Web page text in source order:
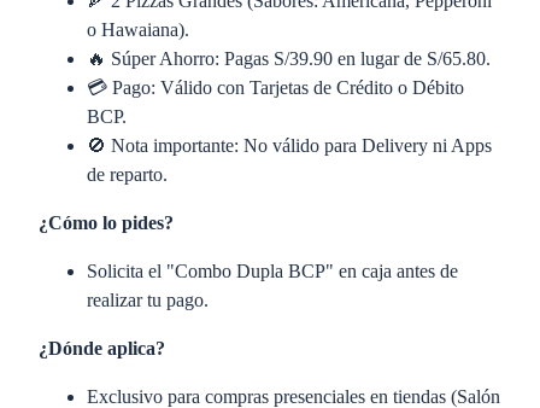
o Hawaiana).
🔥 Súper Ahorro: Pagas S/39.90 en lugar de S/65.80.
💳 Pago: Válido con Tarjetas de Crédito o Débito
BCP.
🚫 Nota importante: No válido para Delivery ni Apps
de reparto.
¿Cómo lo pides?
Solicita el "Combo Dupla BCP" en caja antes de
realizar tu pago.
¿Dónde aplica?
Exclusivo para compras presenciales en tiendas (Salón